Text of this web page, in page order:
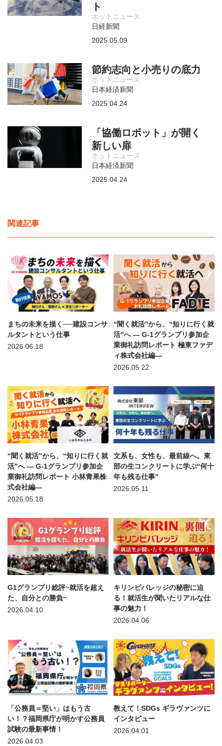
ト
ホットニュース
日経新聞
2025.05.09
節約志向と小売りの底力
ホットニュース
日本経済新聞
2025.04.24
「協働ロボット」が開く
新しい扉
ホットニュース
日本経済新聞
2025.04.24
関連記事
まちの未来を描く──建設コンサ
ルタントという仕事
2026.06.18
“聞く就活”から、“知りに行く就
活”へ — G-1グランプリ参加企
業御礼訪問レポート 極東ファデ
ィ株式会社編—
2026.05.22
“聞く就活”から、“知りに行く就
活”へ — G-1グランプリ参加企
業御礼訪問レポート 小林青果株
式会社編—
2026.05.18
文系も、女性も、最前線へ。東
部の生コンクリートに学ぶ“何十
年も残る仕事”
2026.05.11
G1グランプリ総評~就活を超え
た、自分との勝負~
2026.04.10
キリンビバレッジの秘密に迫
る！就活生が聞いたリアルな仕
事の魅力！
2026.04.06
「公務員＝堅い」はもう古
い！？福岡県庁が明かす公務員
試験の最新事情！
2026.04.03
教えて！SDGs ギラヴァンツに
インタビュー
2026.04.01